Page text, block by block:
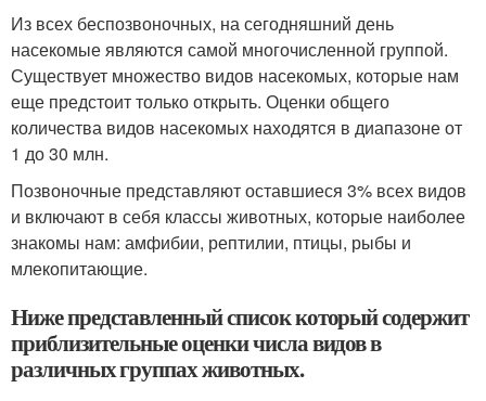
Из всех беспозвоночных, на сегодняшний день
насекомые являются самой многочисленной группой.
Существует множество видов насекомых, которые нам
еще предстоит только открыть. Оценки общего
количества видов насекомых находятся в диапазоне от
1 до 30 млн.
Позвоночные представляют оставшиеся 3% всех видов
и включают в себя классы животных, которые наиболее
знакомы нам: амфибии, рептилии, птицы, рыбы и
млекопитающие.
Ниже представленный список который содержит
приблизительные оценки числа видов в
различных группах животных.